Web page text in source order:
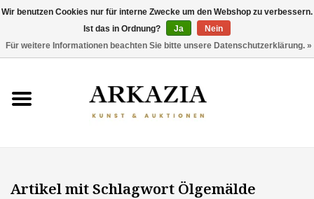
AKTUELLER KATALOG
ÜBER UNS
Artikel mit Schlagwort Ölgemälde
Wir benutzen Cookies nur für interne Zwecke um den Webshop zu verbessern.
Ist das in Ordnung?
Ja
Nein
Für weitere Informationen beachten Sie bitte unsere Datenschutzerklärung. »